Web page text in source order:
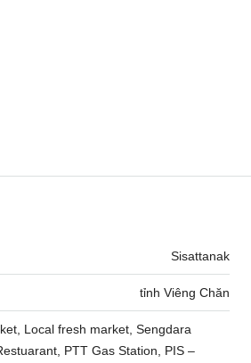
Sisattanak
tỉnh Viêng Chăn
Local fresh market, Sengdara
PTT Gas Station, PIS –